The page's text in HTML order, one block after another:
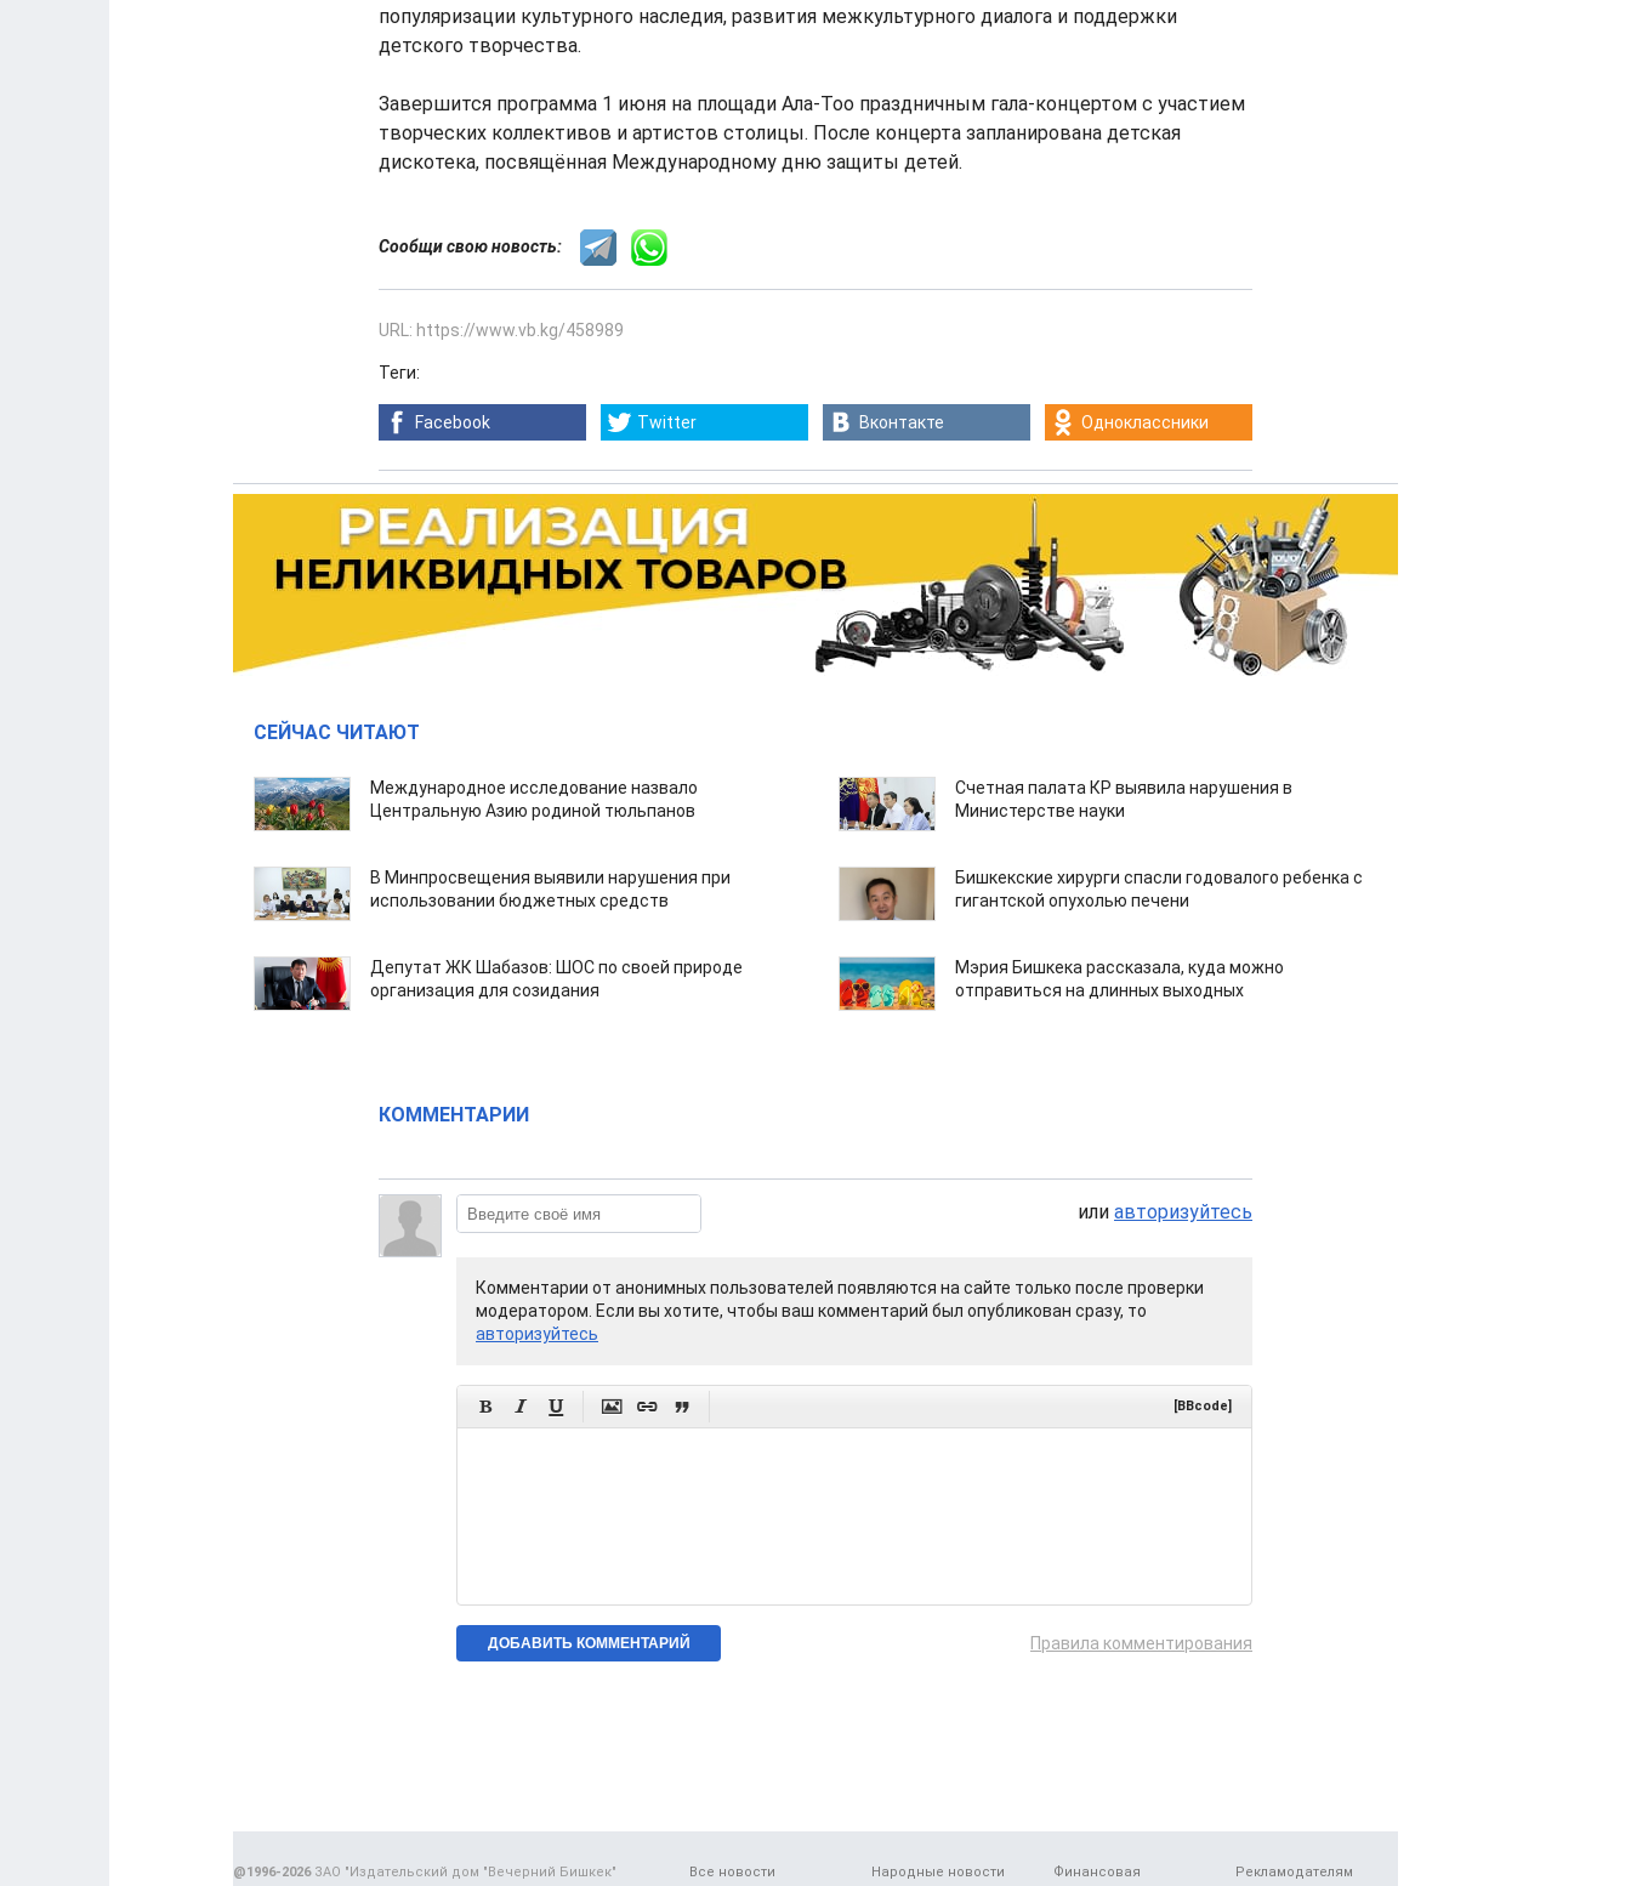
популяризации культурного наследия, развития межкультурного диалога и поддержки
детского творчества.
Завершится программа 1 июня на площади Ала-Тоо праздничным гала-концертом с участием
творческих коллективов и артистов столицы. После концерта запланирована детская
дискотека, посвящённая Международному дню защиты детей.
Сообщи свою новость:
URL: https://www.vb.kg/458989
Теги:
Facebook Twitter Вконтакте Одноклассники
СЕЙЧАС ЧИТАЮТ
Международное исследование назвало
Центральную Азию родиной тюльпанов
Счетная палата КР выявила нарушения в
Министерстве науки
В Минпросвещения выявили нарушения при
использовании бюджетных средств
Бишкекские хирурги спасли годовалого ребенка с
гигантской опухолью печени
Депутат ЖК Шабазов: ШОС по своей природе
организация для созидания
Мэрия Бишкека рассказала, куда можно
отправиться на длинных выходных
КОММЕНТАРИИ
или авторизуйтесь
Комментарии от анонимных пользователей появляются на сайте только после проверки
модератором. Если вы хотите, чтобы ваш комментарий был опубликован сразу, то
авторизуйтесь
      [BBcode]
Правила комментирования
Все новости Народные новости Финансовая Рекламодателям
@1996-2026ЗАО "Издательский дом "Вечерний Бишкек"